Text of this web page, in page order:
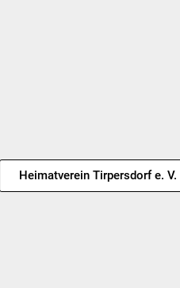
Heimatverein Tirpersdorf e. V.